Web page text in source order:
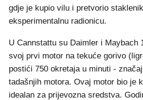
gdje je kupio vilu i pretvorio
eksperimentalnu radionicu.
U Cannstattu su Daimler i Maybach
svoj prvi motor na tekuće gorivo
postići 750 okretaja u minuti -
tadašnjih motora. Ovaj motor bio je
idealan za prijevozna sredstva.